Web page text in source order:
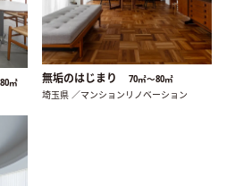
㎡ 無垢のはじまり 70㎡〜80㎡
埼玉県 ／マンションリノベーション